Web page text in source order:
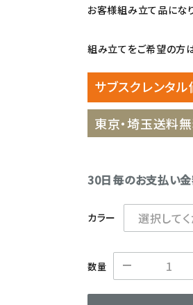
お客様組み立て品にな
組み立てをご希望の方は
サブスクレンタ
東京・埼玉送料
30日毎のお支払い
カラー
数量